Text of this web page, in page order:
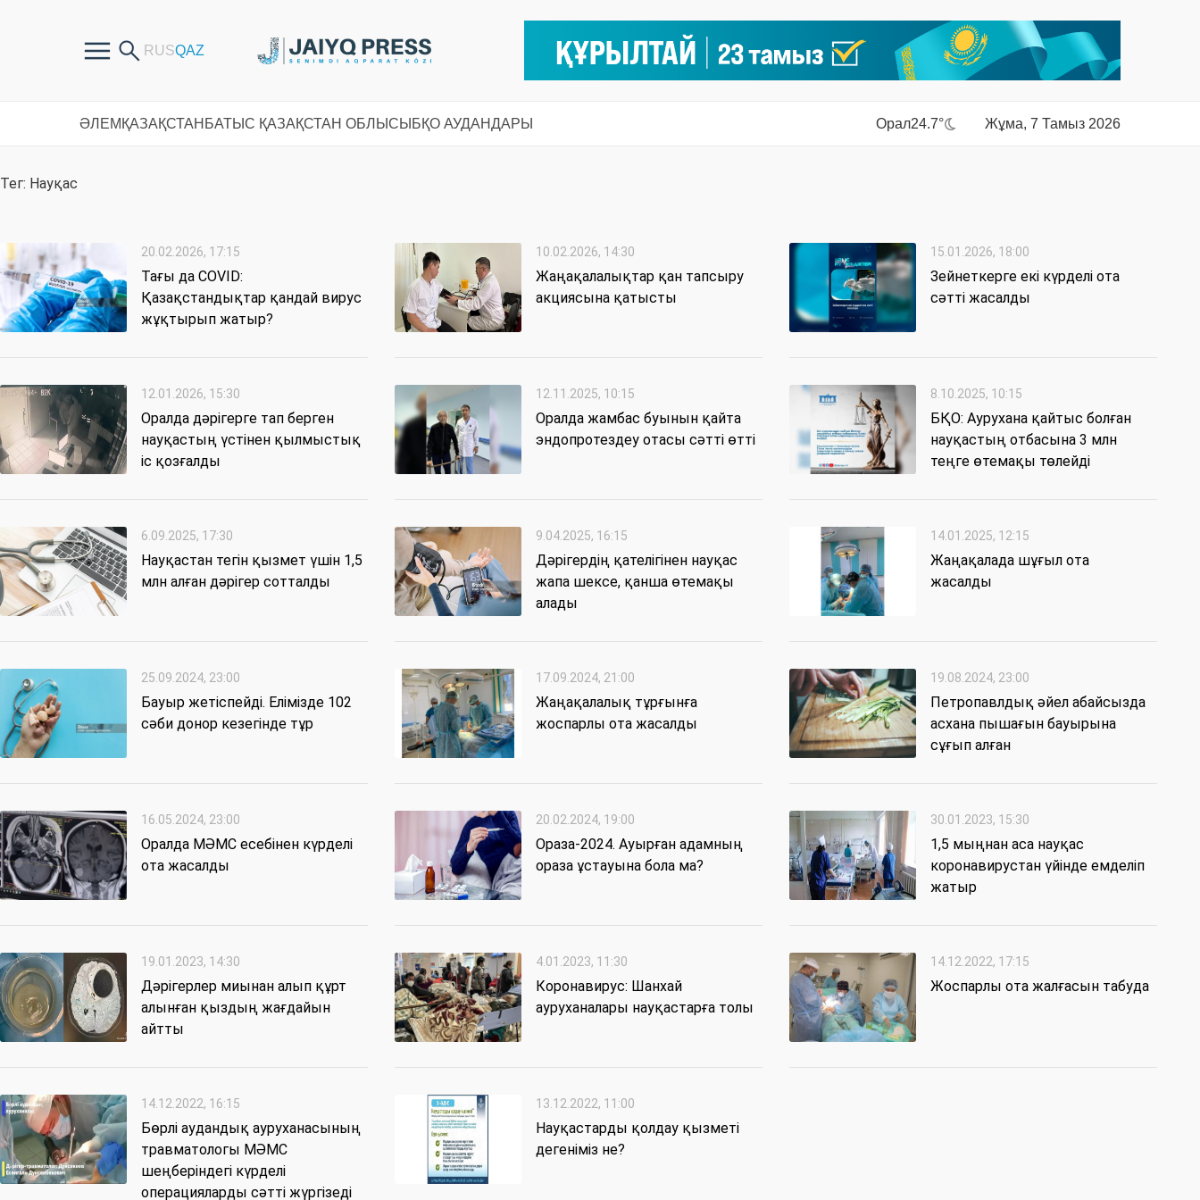
ӘЛЕМ ҚАЗАҚСТАН БАТЫС ҚАЗАҚСТАН ОБЛЫСЫ БҚО АУДАНДАРЫ Орал24.7° Жұма, 7 Тамыз 2026
Тег: Науқас
20.02.2026, 17:15
Тағы да COVID:
Қазақстандықтар қандай вирус
жұқтырып жатыр?
10.02.2026, 14:30
Жаңақалалықтар қан тапсыру
акциясына қатысты
15.01.2026, 18:00
Зейнеткерге екі күрделі ота
сәтті жасалды
12.01.2026, 15:30
Оралда дәрігерге тап берген
науқастың үстінен қылмыстық
іс қозғалды
12.11.2025, 10:15
Оралда жамбас буынын қайта
эндопротездеу отасы сәтті өтті
8.10.2025, 10:15
БҚО: Аурухана қайтыс болған
науқастың отбасына 3 млн
теңге өтемақы төлейді
6.09.2025, 17:30
Науқастан тегін қызмет үшін 1,5
млн алған дәрігер сотталды
9.04.2025, 16:15
Дәрігердің қателігінен науқас
жапа шексе, қанша өтемақы
алады
14.01.2025, 12:15
Жаңақалада шұғыл ота
жасалды
25.09.2024, 23:00
Бауыр жетіспейді. Елімізде 102
сәби донор кезегінде тұр
17.09.2024, 21:00
Жаңақалалық тұрғынға
жоспарлы ота жасалды
19.08.2024, 23:00
Петропавлдық әйел абайсызда
асхана пышағын бауырына
сұғып алған
16.05.2024, 23:00
Оралда МӘМС есебінен күрделі
ота жасалды
20.02.2024, 19:00
Ораза-2024. Ауырған адамның
ораза ұстауына бола ма?
30.01.2023, 15:30
1,5 мыңнан аса науқас
коронавирустан үйінде емделіп
жатыр
19.01.2023, 14:30
Дәрігерлер миынан алып құрт
алынған қыздың жағдайын
айтты
4.01.2023, 11:30
Коронавирус: Шанхай
ауруханалары науқастарға толы
14.12.2022, 17:15
Жоспарлы ота жалғасын табуда
14.12.2022, 16:15
Бөрлі аудандық ауруханасының
травматологы МӘМС
шеңберіндегі күрделі
операцияларды сәтті жүргізеді
13.12.2022, 11:00
Науқастарды қолдау қызметі
дегеніміз не?